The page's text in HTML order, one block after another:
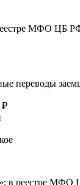
МФО ЦБ РФ
переводы
₽
в реестре МФО